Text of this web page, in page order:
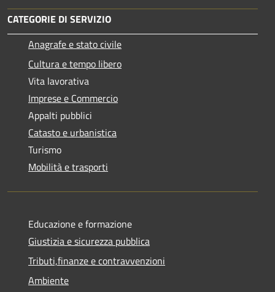
CATEGORIE DI SERVIZIO
Anagrafe e stato civile
Cultura e tempo libero
Vita lavorativa
Imprese e Commercio
Appalti pubblici
Catasto e urbanistica
Turismo
Mobilità e trasporti
Educazione e formazione
Giustizia e sicurezza pubblica
Tributi,finanze e contravvenzioni
Ambiente